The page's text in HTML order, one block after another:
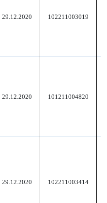
29.12.2020 102211003019
29.12.2020 101211004820
29.12.2020 102211003414